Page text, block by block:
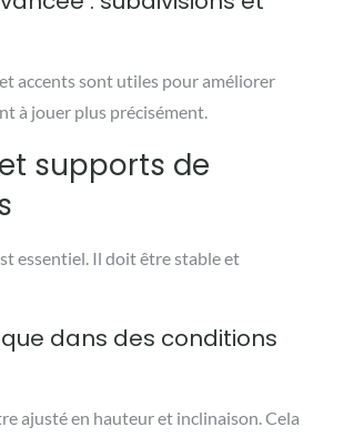
accents sont utiles pour améliorer
à jouer plus précisément.
supports de
essentiel. Il doit être stable et
dans des conditions
ajusté en hauteur et inclinaison. Cela